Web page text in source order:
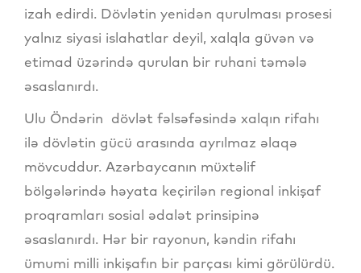
izah edirdi. Dövlətin yenidən qurulması prosesi
yalnız siyasi islahatlar deyil, xalqla güvən və
etimad üzərində qurulan bir ruhani təmələ
əsaslanırdı.
Ulu Öndərin dövlət fəlsəfəsində xalqın rifahı
ilə dövlətin gücü arasında ayrılmaz əlaqə
mövcuddur. Azərbaycanın müxtəlif
bölgələrində həyata keçirilən regional inkişaf
proqramları sosial ədalət prinsipinə
əsaslanırdı. Hər bir rayonun, kəndin rifahı
ümumi milli inkişafın bir parçası kimi görülürdü.